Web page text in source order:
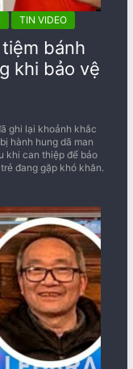
TIN VIDEO
bánh
khi bảo vệ
ghi lại khoảnh khắc
hành hung dã man
khi can thiệp để bảo
đang gặp khó khăn.